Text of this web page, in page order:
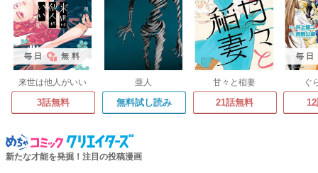
毎日 無料
来世は他人がいい
3話無料
亜人
無料試し読み
甘々と稲妻
21話無料
毎日
ぐ
新たな才能を発掘！注目の投稿漫画